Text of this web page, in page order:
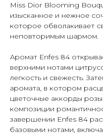
Miss Dior Blooming
изысканное и нежное
которое обволакивает
неповторимым шармом.
Аромат Enfes 84
верхними нотами
легкость и свежесть.
аромата, в котором
цветочные аккорды
композиции
завершении Enfes 84
базовыми нотами,